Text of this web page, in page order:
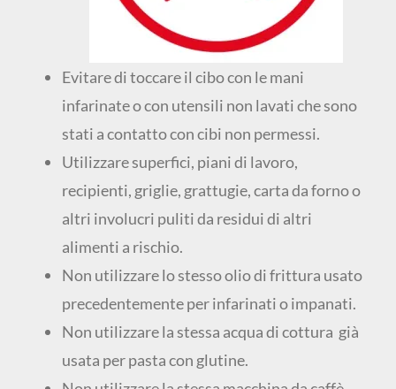
Evitare di toccare il cibo con le mani
infarinate o con utensili non lavati che sono
stati a contatto con cibi non permessi.
Utilizzare superfici, piani di lavoro,
recipienti, griglie, grattugie, carta da forno o
altri involucri puliti da residui di altri
alimenti a rischio.
Non utilizzare lo stesso olio di frittura usato
precedentemente per infarinati o impanati.
Non utilizzare la stessa acqua di cottura già
usata per pasta con glutine.